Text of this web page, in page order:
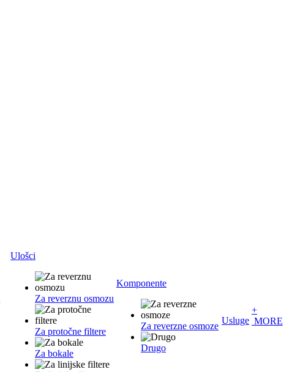
Ulošci
Za reverznu osmozu
Za protočne filtere
Za bokale
Komponente
Za reverzne osmoze
Drugo
Usluge
+
MORE